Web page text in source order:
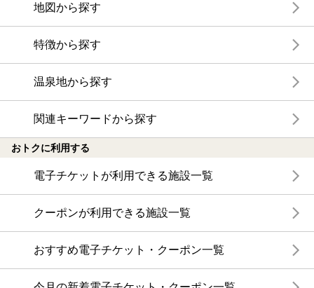
地図から探す
特徴から探す
温泉地から探す
関連キーワードから探す
おトクに利用する
電子チケットが利用できる施設一覧
クーポンが利用できる施設一覧
おすすめ電子チケット・クーポン一覧